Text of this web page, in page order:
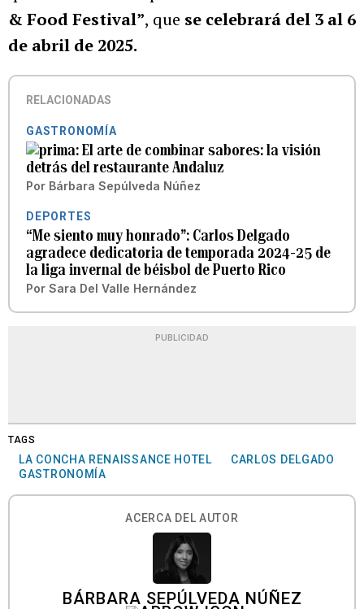
& Food Festival”, que se celebrará del 3 al 6
de abril de 2025.
RELACIONADAS
GASTRONOMÍA
El arte de combinar sabores: la visión
detrás del restaurante Andaluz
Por Bárbara Sepúlveda Núñez
DEPORTES
“Me siento muy honrado”: Carlos Delgado
agradece dedicatoria de temporada 2024-25 de
la liga invernal de béisbol de Puerto Rico
Por Sara Del Valle Hernández
PUBLICIDAD
TAGS
LA CONCHA RENAISSANCE HOTEL
CARLOS DELGADO
GASTRONOMÍA
ACERCA DEL AUTOR
BÁRBARA SEPÚLVEDA NÚÑEZ